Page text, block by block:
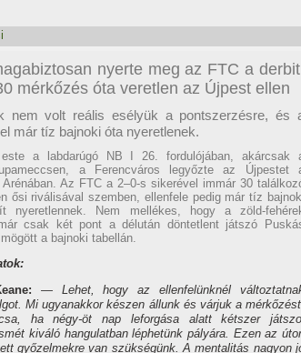
nyerte meg az FTC a
mérkőzés óta veretlen az Újpest ellen
nem volt reális esélyük a pontszerzésre, és
már tíz bajnoki óta nyeretlenek.
este a labdarúgó NB I 26. fordulójában, akárcsak
a Ferencváros legyőzte az Újpestet
Arénában. Az FTC a 2–0-s sikerével immár 30
ősi riválisával szemben, ellenfele pedig már tíz
nyeretlennek. Nem mellékes, hogy a zöld-
csak két pont a délután döntetlent játszó
a bajnoki tabellán.
— Lehet, hogy az ellenfelünknél
Mi ugyanakkor készen állunk és várjuk a
ha négy-öt nap leforgása alatt kétszer
kiváló hangulatban léphetünk pályára. Ezen az
győzelmekre van szükségünk. A mentalitás nagyon